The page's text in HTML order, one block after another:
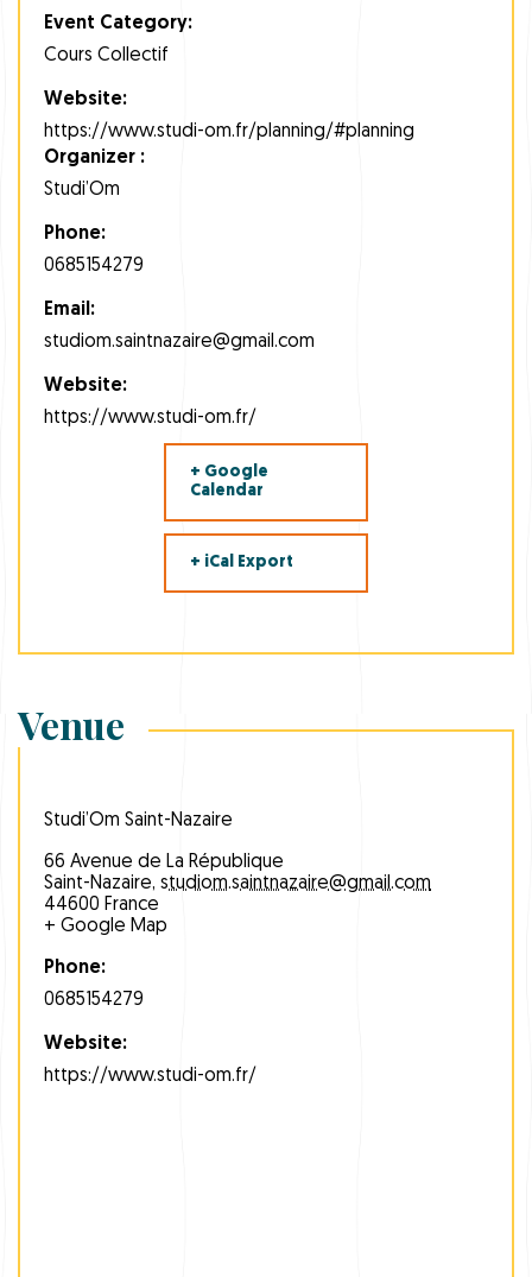
Event Category:
Cours Collectif
Website:
https://www.studi-om.fr/planning/#planning
Organizer :
Studi’Om
Phone:
0685154279
Email:
studiom.saintnazaire@gmail.com
Website:
https://www.studi-om.fr/
+ Google
Calendar
+ iCal Export
Venue
Studi’Om Saint-Nazaire
66 Avenue de La République
Saint-Nazaire, studiom.saintnazaire@gmail.com
44600 France
+ Google Map
Phone:
0685154279
Website:
https://www.studi-om.fr/